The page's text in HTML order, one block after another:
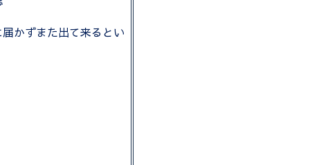
かずまた出て来るとい